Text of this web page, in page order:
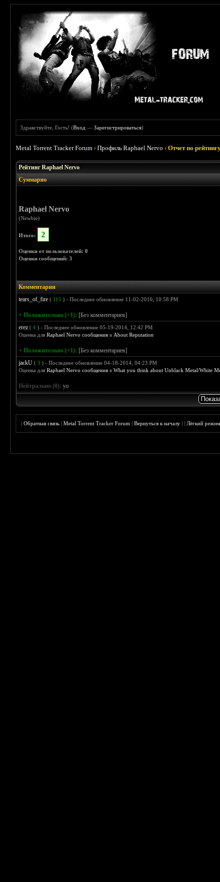
Здравствуйте, Гость! (Вход —Зарегистрироваться)
Metal Torrent Tracker Forum ›Профиль Raphael Nervo ›Отчет по
Рейтинг Raphael Nervo
Суммарно
Raphael Nervo
(Newbie)
Итого: 2
Оценки от пользователей: 0
Оценки сообщений: 3
Комментарии
tears_of_fire ( 115 ) - Последнее обновление 11-02-2016, 10:58 PM
+ Положительно (+1): [Без комментариев]
erez ( 4 ) - Последнее обновление 05-19-2014, 12:42 PM
Оценка дляRaphael Nervo сообщения в About Reputation
+ Положительно (+1): [Без комментариев]
jackU ( 3 ) - Последнее обновление 04-18-2014, 04:23 PM
Оценка дляRaphael Nervo сообщения вWhat you think about Unblack Metal/White
Нейтрально (0): yo
|Обратная связь |Metal Torrent Tracker Forum |Вернуться к началу ||Лёгкий